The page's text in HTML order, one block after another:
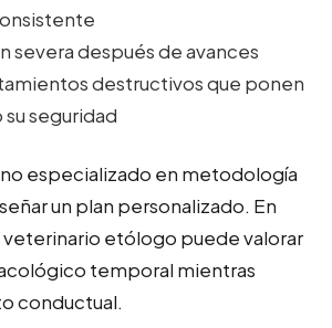
severa después de avances
destructivos que ponen
su seguridad
especializado en metodología
un plan personalizado. En
veterinario etólogo puede valorar
temporal mientras
conductual.